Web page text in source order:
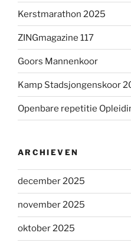
Kerstmarathon 2025
ZINGmagazine 117
Goors Mannenkoor
Kamp Stadsjongenskoor
Openbare repetitie
ARCHIEVEN
december 2025
november 2025
oktober 2025